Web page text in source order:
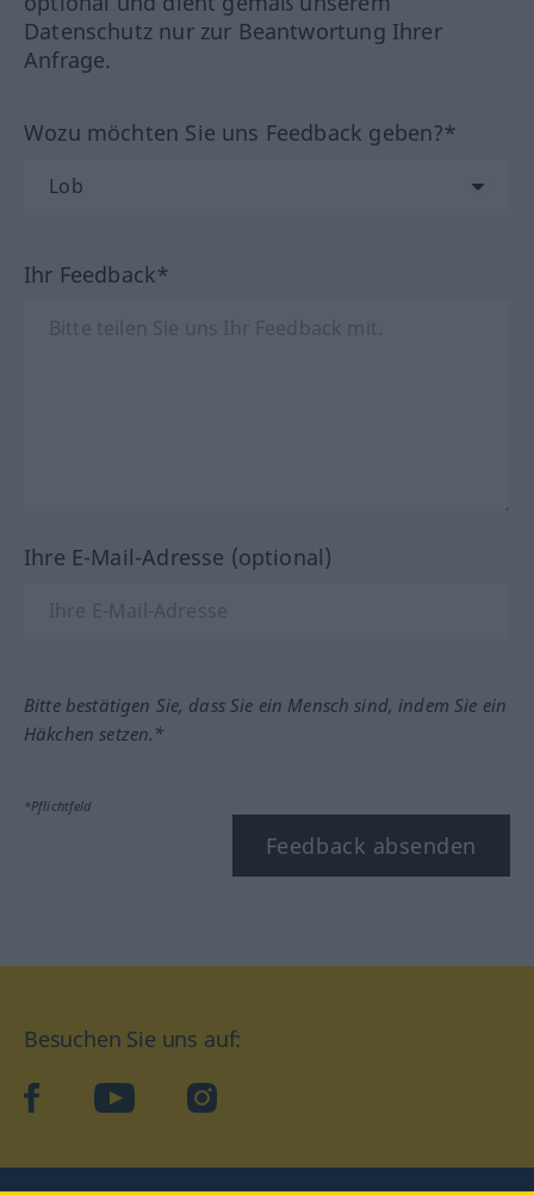
Datenschutz nur zur Beantwortung Ihrer
Anfrage.
Wozu möchten Sie uns Feedback geben?*
Ihr Feedback*
Ihre E-Mail-Adresse (optional)
Bitte bestätigen Sie, dass Sie ein Mensch sind, indem Sie ein
Häkchen setzen.*
*Pflichtfeld
Feedback absenden
Besuchen Sie uns auf:
facebookYouTube Instagram